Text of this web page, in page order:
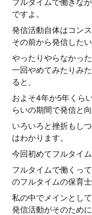
フルタイムで働きな
ですよ。
発信活動自体はコン
その前から発信した
やったりやらなかっ
一回やめてみたりみ
ると、
およそ4年か5年くら
らいの期間で発信と
いろいろと挫折もし
はわかります。
今回初めてフルタイ
フルタイムで働くっ
のフルタイムの保育士
私の中でメインとし
発信活動がそのため